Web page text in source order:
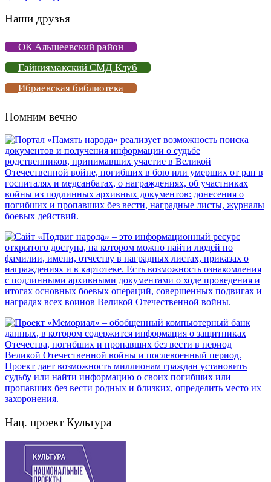
Наши друзья
ОК Альшеевский район
Гайниямакский СМД Клуб
Ибраевская библиотека
Помним вечно
Нац. проект Культура